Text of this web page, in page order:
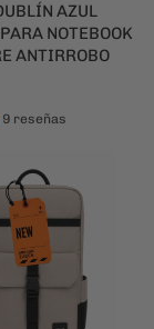
AZUL
NOTEBOOK
ANTIRROBO
9 reseñas